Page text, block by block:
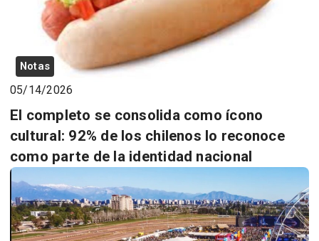
Notas
05/14/2026
El completo se consolida como ícono
cultural: 92% de los chilenos lo reconoce
como parte de la identidad nacional